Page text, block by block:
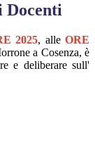
Docenti
2025, alle ORE
a Cosenza, è
e deliberare sull'